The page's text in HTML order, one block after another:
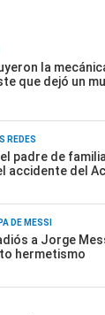
la
que dejó un
REDES
padre de
accidente del
DE MESSI
a Jorge
hermetismo